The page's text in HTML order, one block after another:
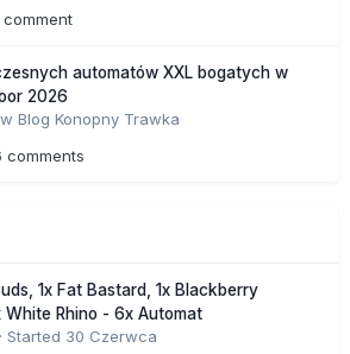
comment
automatów XXL bogatych w
2026
w Blog Konopny Trawka
comments
1x Fat Bastard, 1x Blackberry
White Rhino - 6x Automat
· Started 30 Czerwca